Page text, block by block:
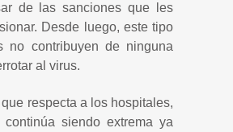
de las sanciones que les
Desde luego, este tipo
no contribuyen de ninguna
al virus.
que respecta a los hospitales,
continúa siendo extrema ya